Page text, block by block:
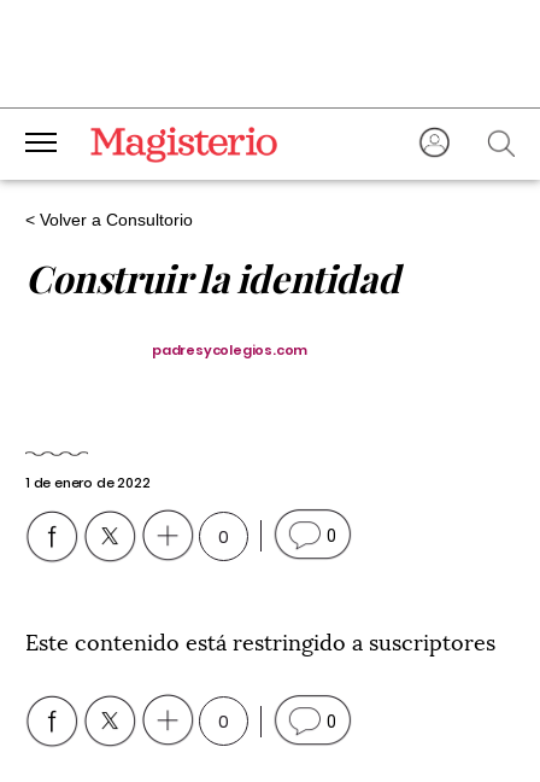
< Volver a Consultorio
Construir la identidad
padresycolegios.com
1 de enero de 2022
0 0
Este contenido está restringido a suscriptores
0 0